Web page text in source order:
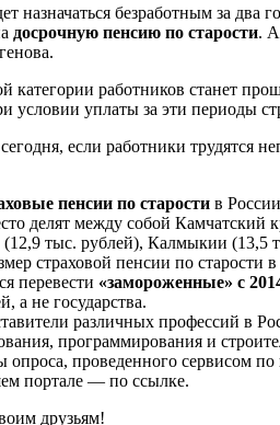
назначаться безработным за
досрочную пенсию по старости.
категории работников станет
условии уплаты за эти периоды
если работники трудятся
пенсии по старости в
делят между собой
(12,9 тыс. рублей), Калмыкии
страховой пенсии по
перевести «замороженные» с
а не государства.
различных профессий в
программирования и
опроса, проведенного сервисом
портале — по ссылке.
друзьям!